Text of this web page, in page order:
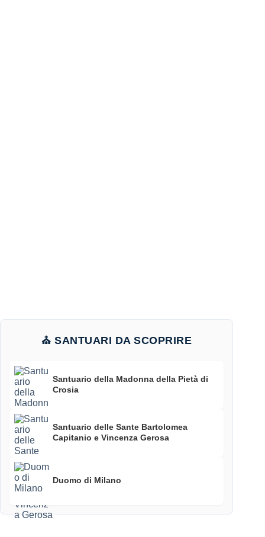
⛪ SANTUARI DA SCOPRIRE
Santuario della Madonna della Pietà di
Crosia
Santuario delle Sante Bartolomea
Capitanio e Vincenza Gerosa
Duomo di Milano